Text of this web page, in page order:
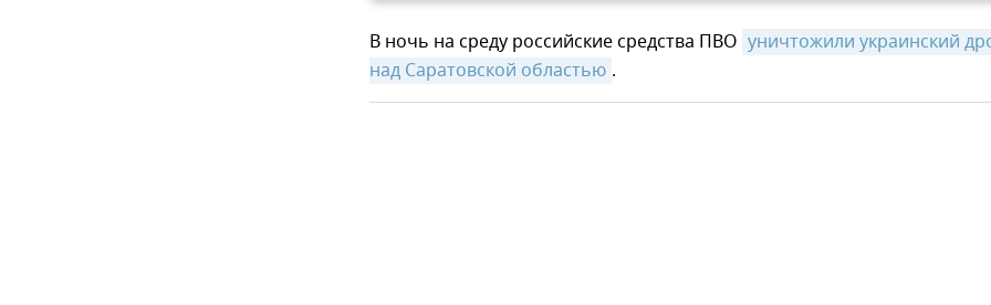
В ночь на среду российские средства ПВО уничтожили украинский
над Саратовской областью .